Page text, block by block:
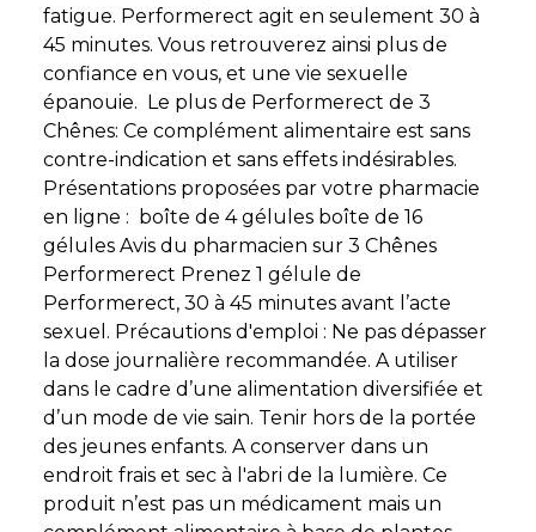
fatigue. Performerect agit en seulement 30 à
45 minutes. Vous retrouverez ainsi plus de
confiance en vous, et une vie sexuelle
épanouie. Le plus de Performerect de 3
Chênes: Ce complément alimentaire est sans
contre-indication et sans effets indésirables.
Présentations proposées par votre pharmacie
en ligne : boîte de 4 gélules boîte de 16
gélules Avis du pharmacien sur 3 Chênes
Performerect Prenez 1 gélule de
Performerect, 30 à 45 minutes avant l’acte
sexuel. Précautions d'emploi : Ne pas dépasser
la dose journalière recommandée. A utiliser
dans le cadre d’une alimentation diversifiée et
d’un mode de vie sain. Tenir hors de la portée
des jeunes enfants. A conserver dans un
endroit frais et sec à l'abri de la lumière. Ce
produit n’est pas un médicament mais un